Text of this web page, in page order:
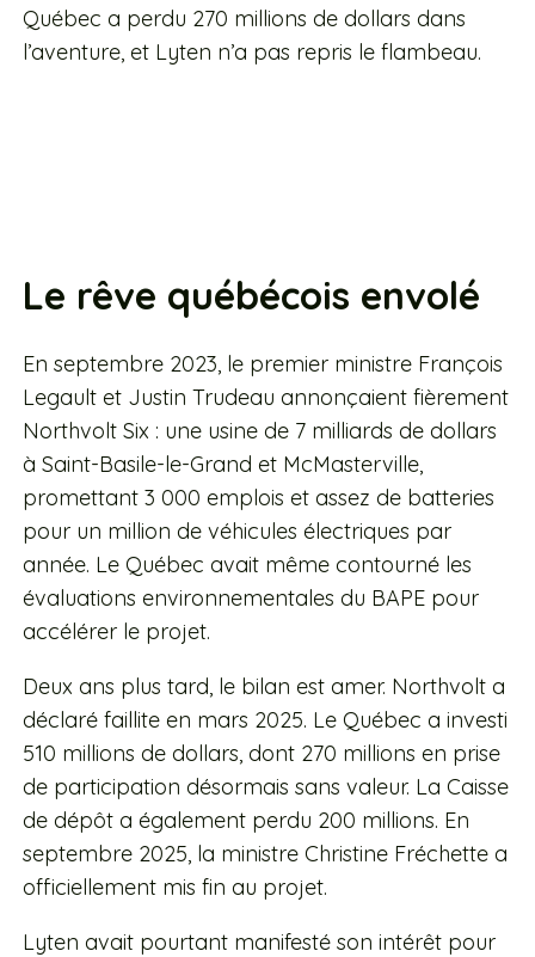
Québec a perdu 270 millions de dollars dans
l’aventure, et Lyten n’a pas repris le flambeau.
Le rêve québécois envolé
En septembre 2023, le premier ministre François
Legault et Justin Trudeau annonçaient fièrement
Northvolt Six : une usine de 7 milliards de dollars
à Saint-Basile-le-Grand et McMasterville,
promettant 3 000 emplois et assez de batteries
pour un million de véhicules électriques par
année. Le Québec avait même contourné les
évaluations environnementales du BAPE pour
accélérer le projet.
Deux ans plus tard, le bilan est amer. Northvolt a
déclaré faillite en mars 2025. Le Québec a investi
510 millions de dollars, dont 270 millions en prise
de participation désormais sans valeur. La Caisse
de dépôt a également perdu 200 millions. En
septembre 2025, la ministre Christine Fréchette a
officiellement mis fin au projet.
Lyten avait pourtant manifesté son intérêt pour